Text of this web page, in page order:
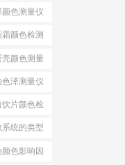
仪
颜色测量仪
霜颜色检测
仪
壳颜色测量
仪
色泽测量仪
饮片颜色检
测工具
系统的类型
颜色影响因